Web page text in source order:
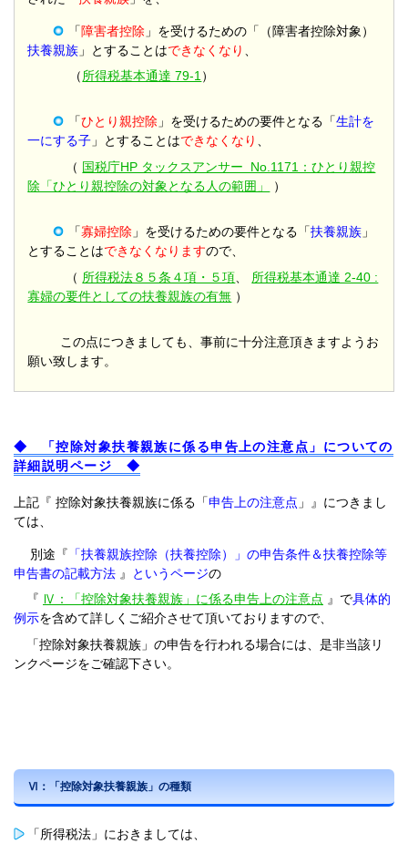
「障害者控除 」を受けるための「（障害者控除対象）
扶養親族 」とすることはできなくなり
（所得税基本通達 79-1 ）
「ひとり親控除 」を受けるための要件となる「生計を
一にする子 」とすることはできなくなり 、
（ 国税庁HP タックスアンサー No.1171：ひとり親控
除「ひとり親控除の対象となる人の範囲」
）
「寡婦控除 」を受けるための要件となる「扶養親族 」
とすることはできなくなりますので、
（ 所得税法８５条４項・５項
所得税基本通達 2-40 :
寡婦の要件としての扶養親族の有無 ）
この点につきましても、事前に十分注意頂きますようお
願い致します。
◆ 「控除対象扶養親族に係る申告上の注意点」についての
詳細説明ページ ◆
上記『 控除対象扶養親族に係る「申告上の注意点 」』につきまし
ては、
別途『 「扶養親族控除（扶養控除）」の申告条件＆扶養控除等
申告書の記載方法 』 というページの
『 Ⅳ：「控除対象扶養親族」に係る申告上の注意点 』で具体的
例示を含めて詳しくご紹介させて頂いておりますので、
「控除対象扶養親族」の申告を行われる場合には、是非当該リ
ンクページをご確認下さい。
Ⅵ：「控除対象扶養親族」の種類
「所得税法」におきましては、